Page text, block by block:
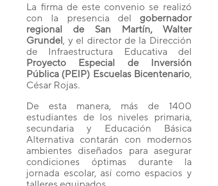
La firma de este convenio se realizó
con la presencia del gobernador
regional de San Martín, Walter
Grundel, y el director de la Dirección
de Infraestructura Educativa del
Proyecto Especial de Inversión
Pública (PEIP) Escuelas Bicentenario,
César Rojas.
De esta manera, más de 1400
estudiantes de los niveles primaria,
secundaria y Educación Básica
Alternativa contarán con modernos
ambientes diseñados para asegurar
condiciones óptimas durante la
jornada escolar, así como espacios y
talleres equipados.